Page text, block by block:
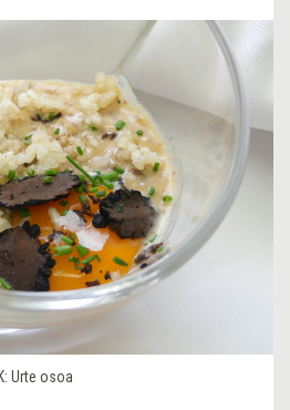
Urte osoa